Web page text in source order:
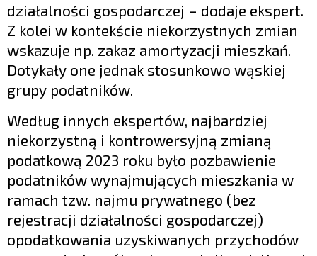
działalności gospodarczej – dodaje ekspert.
Z kolei w kontekście niekorzystnych zmian
wskazuje np. zakaz amortyzacji mieszkań.
Dotykały one jednak stosunkowo wąskiej
grupy podatników.
Według innych ekspertów, najbardziej
niekorzystną i kontrowersyjną zmianą
podatkową 2023 roku było pozbawienie
podatników wynajmujących mieszkania w
ramach tzw. najmu prywatnego (bez
rejestracji działalności gospodarczej)
opodatkowania uzyskiwanych przychodów